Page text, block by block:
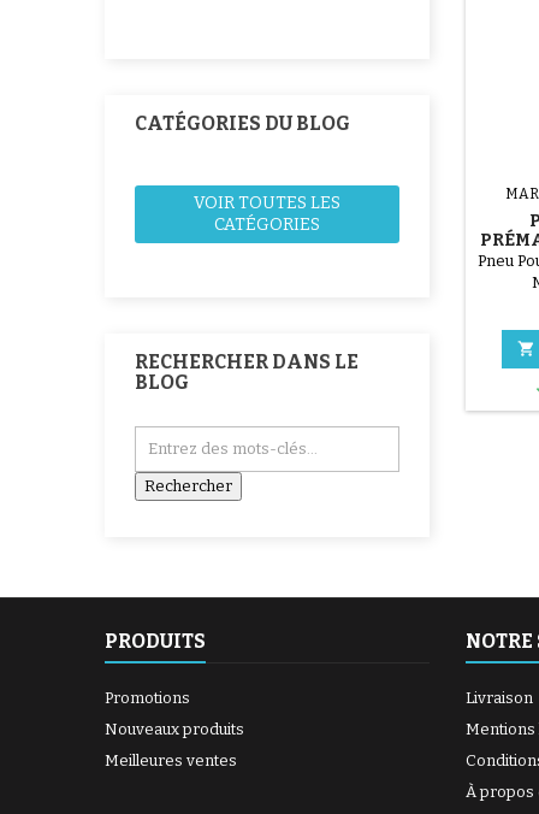
CATÉGORIES DU BLOG
VOIR TOUTES LES
CATÉGORIES
RECHERCHER DANS LE
BLOG
Pneu

PRODUITS
Promotions
Nouveaux produits
Meilleures ventes
NOTRE
Livraison
Mentions
À propos